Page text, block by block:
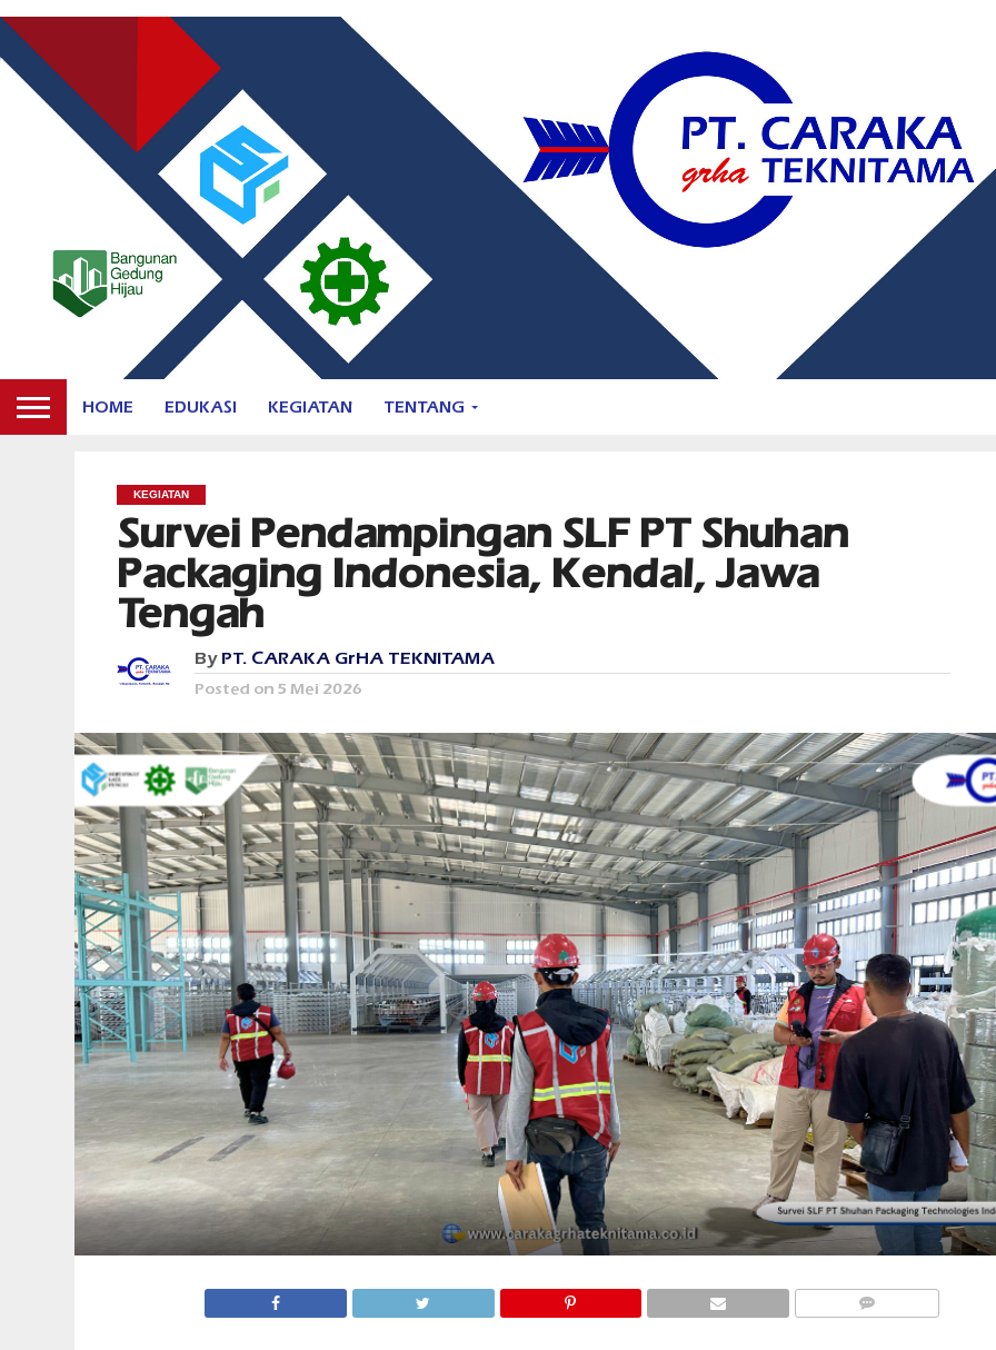
HOME EDUKASI KEGIATAN TENTANG
KEGIATAN
Survei Pendampingan SLF PT Shuhan
Packaging Indonesia, Kendal, Jawa
Tengah
By PT. CARAKA GrHA TEKNITAMA
Posted on 5 Mei 2026